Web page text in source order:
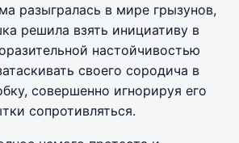
разыгралась в мире грызунов,
решила взять инициативу в
настойчивостью
своего сородича в
совершенно игнорируя его
сопротивляться.